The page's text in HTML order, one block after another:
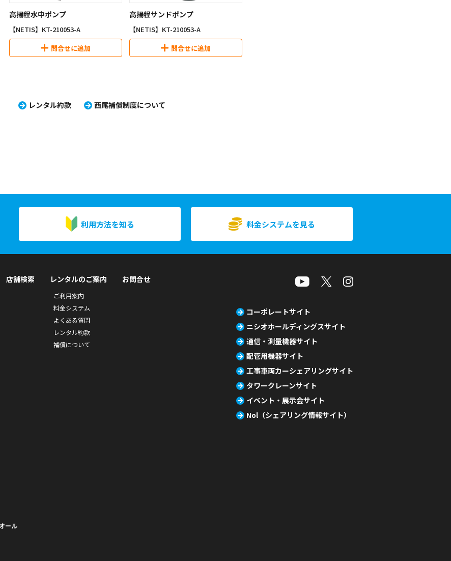
高揚程水中ポンプ
【NETIS】KT-210053-A
問合せに追加
高揚程サンドポンプ
【NETIS】KT-210053-A
問合せに追加
レンタル約款 西尾補償制度について
利用方法を知る 料金システムを見る
店舗検索 レンタルのご案内
ご利用案内
料金システム
よくある質問
レンタル約款
補償について
お問合せ
コーポレートサイト
ニシオホールディングスサイト
通信・測量機器サイト
配管用機器サイト
工事車両カーシェアリングサイト
タワークレーンサイト
イベント・展示会サイト
Nol（シェアリング情報サイト）
ール